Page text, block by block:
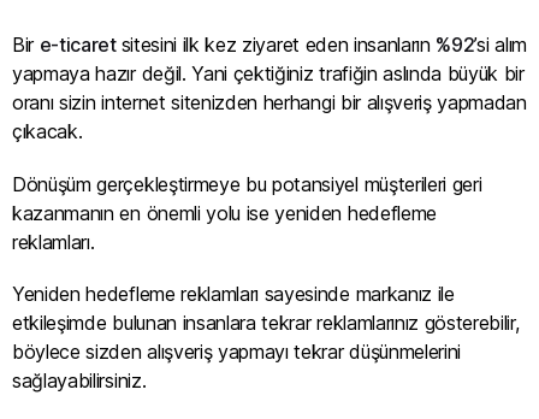
Bir e-ticaret sitesini ilk kez ziyaret eden insanların %92’si alım
yapmaya hazır değil. Yani çektiğiniz trafiğin aslında büyük bir
oranı sizin internet sitenizden herhangi bir alışveriş yapmadan
çıkacak.
Dönüşüm gerçekleştirmeye bu potansiyel müşterileri geri
kazanmanın en önemli yolu ise yeniden hedefleme
reklamları.
Yeniden hedefleme reklamları sayesinde markanız ile
etkileşimde bulunan insanlara tekrar reklamlarınız gösterebilir,
böylece sizden alışveriş yapmayı tekrar düşünmelerini
sağlayabilirsiniz.